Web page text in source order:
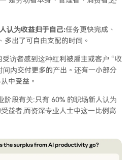
认为收益归于自己:任务更快完成、
多出了可自由支配的时间。
受访者感到这种红利被雇主或客户 “收
间内交付更多的产出。还有一小部分
中受益。
阶段有关:只有 60% 的职场新人认为
益者,而资深专业人士中这一比例高